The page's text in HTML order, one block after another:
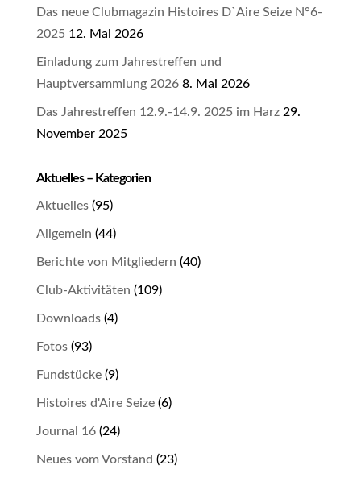
Das neue Clubmagazin Histoires D`Aire Seize N°6-
2025 12. Mai 2026
Einladung zum Jahrestreffen und
Hauptversammlung 2026 8. Mai 2026
Das Jahrestreffen 12.9.-14.9. 2025 im Harz 29.
November 2025
Aktuelles – Kategorien
Aktuelles(95)
Allgemein (44)
Berichte von Mitgliedern (40)
Club-Aktivitäten (109)
Downloads(4)
Fotos(93)
Fundstücke(9)
Histoires d'Aire Seize(6)
Journal 16(24)
Neues vom Vorstand (23)